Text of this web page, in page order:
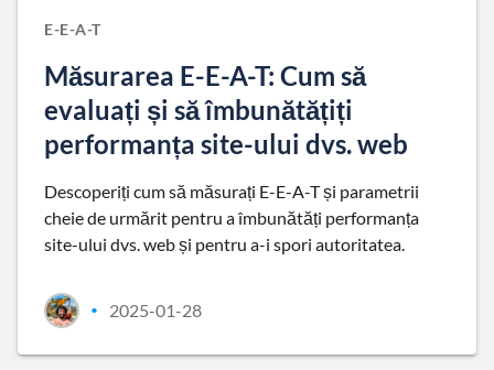
E-E-A-T
Măsurarea E-E-A-T: Cum să
evaluați și să îmbunătățiți
performanța site-ului dvs. web
Descoperiți cum să măsurați E-E-A-T și parametrii
cheie de urmărit pentru a îmbunătăți performanța
site-ului dvs. web și pentru a-i spori autoritatea.
• 2025-01-28